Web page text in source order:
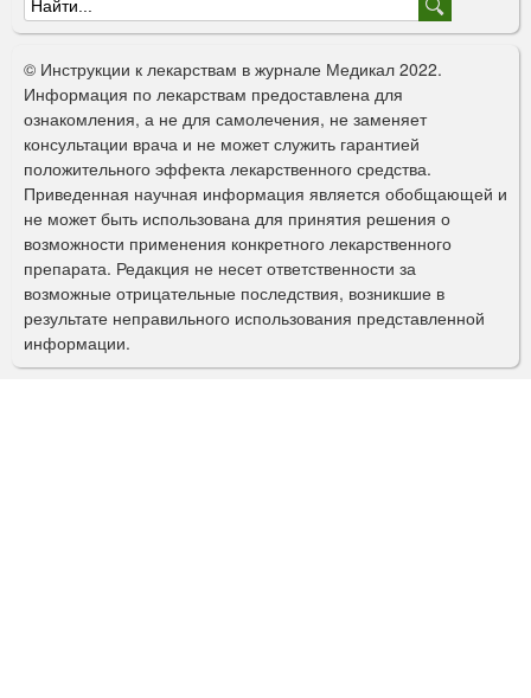
Ф
о
р
м
а
п
о
и
с
к
© Инструкции к лекарствам в журнале Медикал 2022.
Информация по лекарствам предоставлена для
ознакомления, а не для самолечения, не заменяет
консультации врача и не может служить гарантией
положительного эффекта лекарственного средства.
Приведенная научная информация является обобщающей и
не может быть использована для принятия решения о
возможности применения конкретного лекарственного
препарата. Редакция не несет ответственности за
возможные отрицательные последствия, возникшие в
результате неправильного использования представленной
информации.